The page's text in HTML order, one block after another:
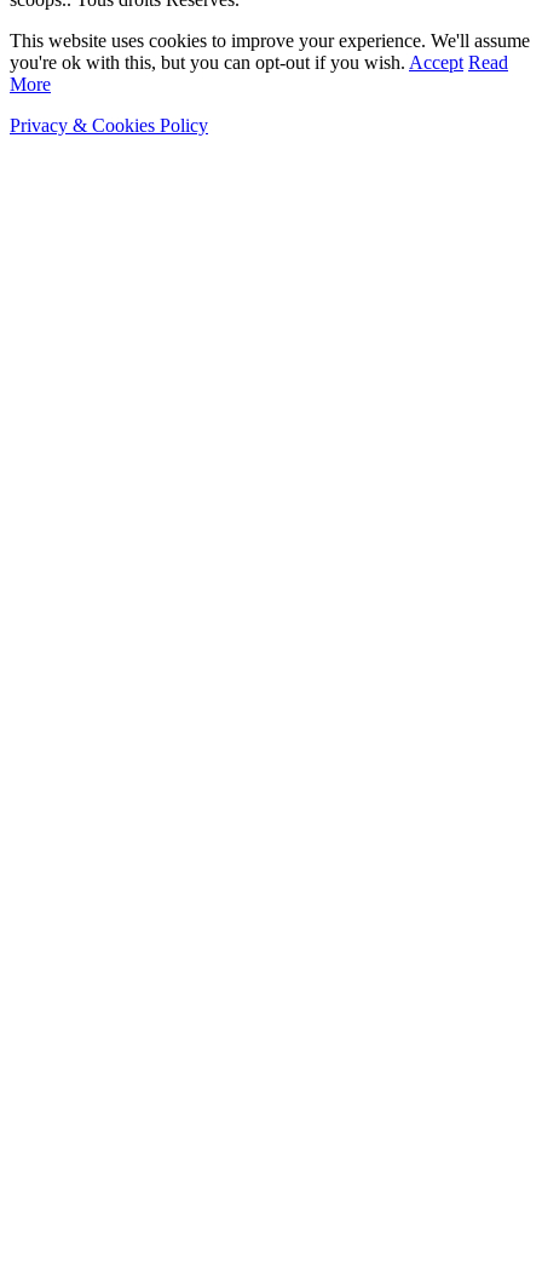
This website uses cookies to improve your experience. We'll assume
you're ok with this, but you can opt-out if you wish. Accept Read
More
Privacy & Cookies Policy